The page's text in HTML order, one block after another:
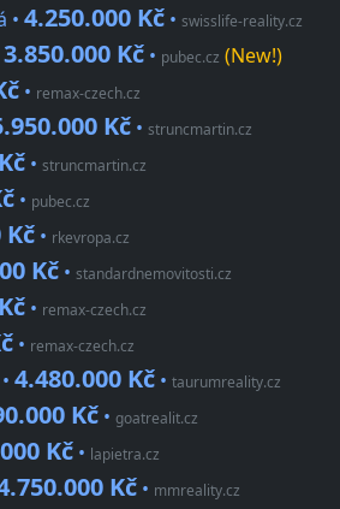
• 4.250.000 Kč • swisslife-reality.cz
3.850.000 Kč • pubec.cz (New!)
• remax-czech.cz
Kč • struncmartin.cz
• struncmartin.cz
• pubec.cz
Kč • rkevropa.cz
Kč • standardnemovitosti.cz
• remax-czech.cz
• remax-czech.cz
4.480.000 Kč • taurumreality.cz
Kč • goatrealit.cz
Kč • lapietra.cz
Kč • mmreality.cz